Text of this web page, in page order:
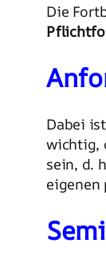
Die
Dabei
wichtig,
sein, d.
eigenen